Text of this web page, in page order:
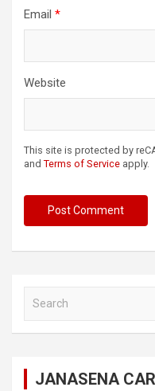
Email *
Website
This site is protected by
and Terms of Service apply.
JANASENA